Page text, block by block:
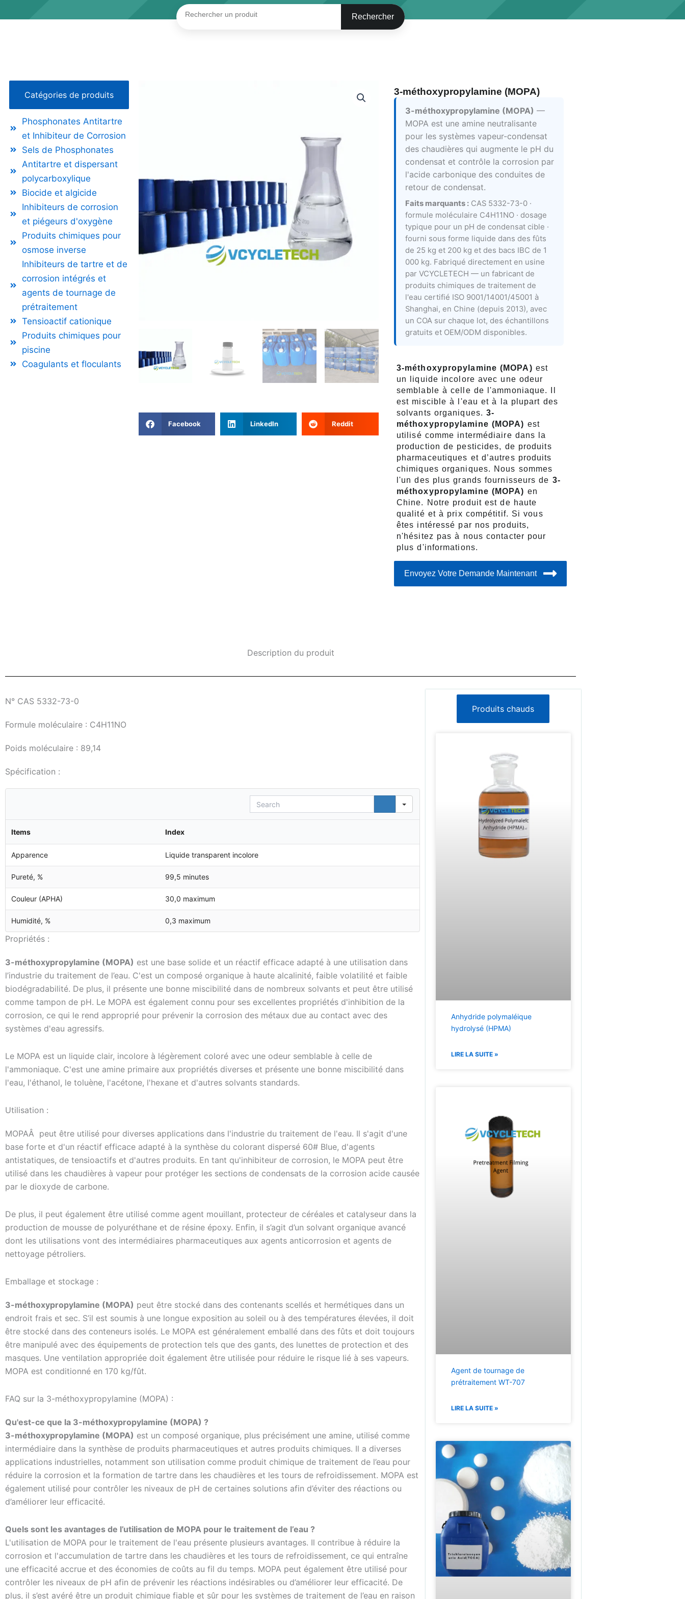
Rechercher
Catégories de produits
Phosphonates Antitartre
et Inhibiteur de Corrosion
Sels de Phosphonates
Antitartre et dispersant
polycarboxylique
Biocide et algicide
Inhibiteurs de corrosion
et piégeurs d'oxygène
Produits chimiques pour
osmose inverse
Inhibiteurs de tartre et de
corrosion intégrés et
agents de tournage de
prétraitement
Tensioactif cationique
Produits chimiques pour
piscine
Coagulants et floculants
Facebook LinkedIn Reddit
3-méthoxypropylamine (MOPA)
3-méthoxypropylamine (MOPA) —
MOPA est une amine neutralisante
pour les systèmes vapeur-condensat
des chaudières qui augmente le pH du
condensat et contrôle la corrosion par
l'acide carbonique des conduites de
retour de condensat.
Faits marquants :CAS 5332-73-0 ·
formule moléculaire C4H11NO · dosage
typique pour un pH de condensat cible ·
fourni sous forme liquide dans des fûts
de 25 kg et 200 kg et des bacs IBC de 1
000 kg. Fabriqué directement en usine
par VCYCLETECH — un fabricant de
produits chimiques de traitement de
l'eau certifié ISO 9001/14001/45001 à
Shanghai, en Chine (depuis 2013), avec
un COA sur chaque lot, des échantillons
gratuits et OEM/ODM disponibles.
3-méthoxypropylamine (MOPA) est
un liquide incolore avec une odeur
semblable à celle de l'ammoniaque. Il
est miscible à l'eau et à la plupart des
solvants organiques.3-
méthoxypropylamine (MOPA) est
utilisé comme intermédiaire dans la
production de pesticides, de produits
pharmaceutiques et d’autres produits
chimiques organiques. Nous sommes
l'un des plus grands fournisseurs de 3-
méthoxypropylamine (MOPA) en
Chine. Notre produit est de haute
qualité et à prix compétitif. Si vous
êtes intéressé par nos produits,
n'hésitez pas à nous contacter pour
plus d'informations.
Envoyez Votre Demande Maintenant
Description du produit
N° CAS 5332-73-0
Formule moléculaire : C4H11NO
Poids moléculaire : 89,14
Spécification :
Search
Items Index
Apparence Liquide transparent incolore
Pureté, % 99,5 minutes
Couleur (APHA) 30,0 maximum
Humidité, % 0,3 maximum
Propriétés :
3-méthoxypropylamine (MOPA) est une base solide et un réactif efficace adapté à une utilisation dans
l’industrie du traitement de l’eau. C'est un composé organique à haute alcalinité, faible volatilité et faible
biodégradabilité. De plus, il présente une bonne miscibilité dans de nombreux solvants et peut être utilisé
comme tampon de pH. Le MOPA est également connu pour ses excellentes propriétés d'inhibition de la
corrosion, ce qui le rend approprié pour prévenir la corrosion des métaux due au contact avec des
systèmes d'eau agressifs.
Le MOPA est un liquide clair, incolore à légèrement coloré avec une odeur semblable à celle de
l'ammoniaque. C'est une amine primaire aux propriétés diverses et présente une bonne miscibilité dans
l'eau, l'éthanol, le toluène, l'acétone, l'hexane et d'autres solvants standards.
Utilisation :
MOPAÂ peut être utilisé pour diverses applications dans l'industrie du traitement de l'eau. Il s'agit d'une
base forte et d'un réactif efficace adapté à la synthèse du colorant dispersé 60# Blue, d'agents
antistatiques, de tensioactifs et d'autres produits. En tant qu'inhibiteur de corrosion, le MOPA peut être
utilisé dans les chaudières à vapeur pour protéger les sections de condensats de la corrosion acide causée
par le dioxyde de carbone.
De plus, il peut également être utilisé comme agent mouillant, protecteur de céréales et catalyseur dans la
production de mousse de polyuréthane et de résine époxy. Enfin, il s’agit d’un solvant organique avancé
dont les utilisations vont des intermédiaires pharmaceutiques aux agents anticorrosion et agents de
nettoyage pétroliers.
Emballage et stockage :
3-méthoxypropylamine (MOPA) peut être stocké dans des contenants scellés et hermétiques dans un
endroit frais et sec. S’il est soumis à une longue exposition au soleil ou à des températures élevées, il doit
être stocké dans des conteneurs isolés. Le MOPA est généralement emballé dans des fûts et doit toujours
être manipulé avec des équipements de protection tels que des gants, des lunettes de protection et des
masques. Une ventilation appropriée doit également être utilisée pour réduire le risque lié à ses vapeurs.
MOPA est conditionné en 170 kg/fût.
FAQ sur la 3-méthoxypropylamine (MOPA) :
Qu'est-ce que la 3-méthoxypropylamine (MOPA) ?
3-méthoxypropylamine (MOPA) est un composé organique, plus précisément une amine, utilisé comme
intermédiaire dans la synthèse de produits pharmaceutiques et autres produits chimiques. Il a diverses
applications industrielles, notamment son utilisation comme produit chimique de traitement de l’eau pour
réduire la corrosion et la formation de tartre dans les chaudières et les tours de refroidissement. MOPA est
également utilisé pour contrôler les niveaux de pH de certaines solutions afin d’éviter des réactions ou
d’améliorer leur efficacité.
Quels sont les avantages de l’utilisation de MOPA pour le traitement de l’eau ?
L'utilisation de MOPA pour le traitement de l'eau présente plusieurs avantages. Il contribue à réduire la
corrosion et l'accumulation de tartre dans les chaudières et les tours de refroidissement, ce qui entraîne
une efficacité accrue et des économies de coûts au fil du temps. MOPA peut également être utilisé pour
contrôler les niveaux de pH afin de prévenir les réactions indésirables ou d’améliorer leur efficacité. De
plus, il s’est avéré être un produit chimique fiable et sûr pour les systèmes de traitement de l’eau en raison
Produits chauds
Anhydride polymaléique
hydrolysé (HPMA)
LIRE LA SUITE »
Agent de tournage de
prétraitement WT-707
LIRE LA SUITE »